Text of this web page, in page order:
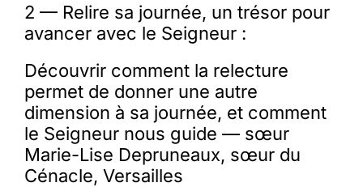
2 — Relire sa journée, un trésor pour
avancer avec le Seigneur :
Découvrir comment la relecture
permet de donner une autre
dimension à sa journée, et comment
le Seigneur nous guide — sœur
Marie-Lise Depruneaux, sœur du
Cénacle, Versailles